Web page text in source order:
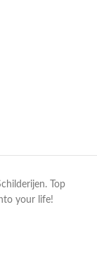
Top
your life!